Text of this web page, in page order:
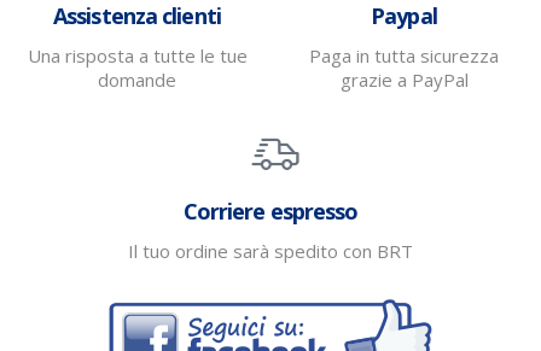
Assistenza clienti
Una risposta a tutte le tue
domande
Paypal
Paga in tutta sicurezza
grazie a PayPal
Corriere espresso
Il tuo ordine sarà spedito con BRT